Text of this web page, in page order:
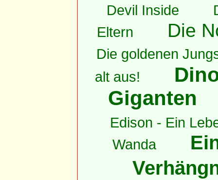
Devil Inside
Eltern
Die
Die goldenen
alt aus!
Giganten
Edison - Ein
Wanda